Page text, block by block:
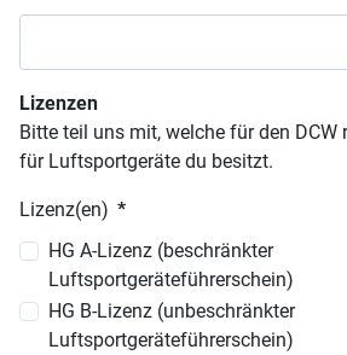
Lizenzen
Bitte teil uns mit, welche für den DCW
für Luftsportgeräte du besitzt.
Lizenz(en) *
HG A-Lizenz (beschränkter
Luftsportgeräteführerschein)
HG B-Lizenz (unbeschränkter
Luftsportgeräteführerschein)